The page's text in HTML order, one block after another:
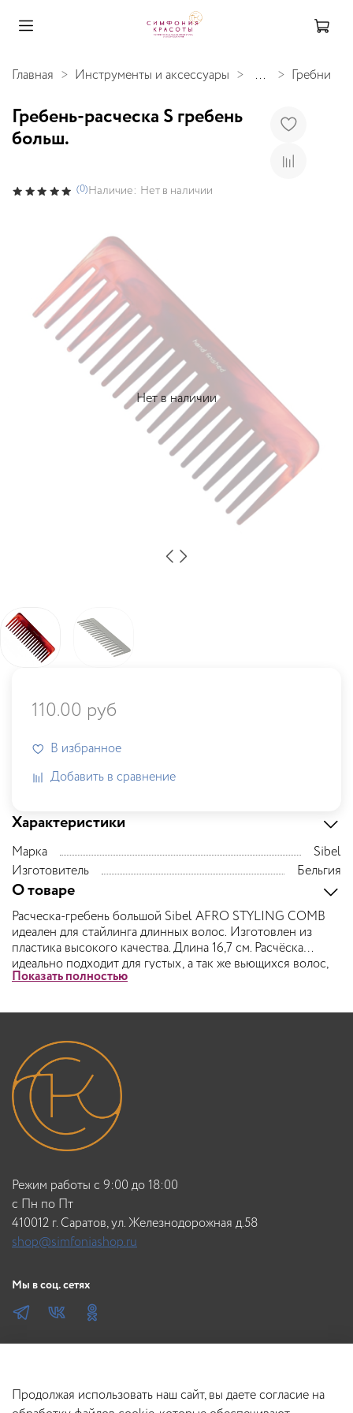
Главная Инструменты и аксессуары ... Гребни
Нет в наличии
Гребень-расческа S гребень
больш.
(0)Наличие: Нет в наличии
Характеристики
Марка
Sibel
Изготовитель
Бельгия
О товаре
Расческа-гребень большой Sibel AFRO STYLING COMB
идеален для стайлинга длинных волос. Изготовлен из
пластика высокого качества. Длина 16,7 см. Расчёска
идеально подходит для густых, а так же вьющихся волос,
используется при окрашивании волос.
Показать полностью
110.00 руб
В избранное
Добавить в сравнение
Режим работы с 9:00 до 18:00
c Пн по Пт
410012 г. Саратов, ул. Железнодорожная д.58
shop@simfoniashop.ru
Мы в соц. сетях
Продолжая использовать наш сайт, вы даете согласие на